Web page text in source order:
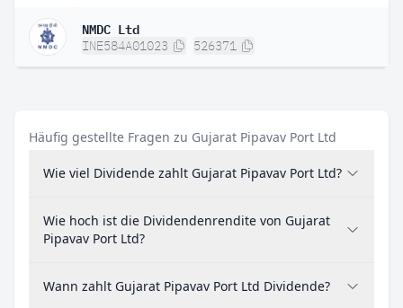
NMDC Ltd
INE584A01023 526371
Häufig gestellte Fragen zu Gujarat Pipavav Port Ltd
Wie viel Dividende zahlt Gujarat Pipavav Port Ltd?
Wie hoch ist die Dividendenrendite von Gujarat
Pipavav Port Ltd?
Wann zahlt Gujarat Pipavav Port Ltd Dividende?